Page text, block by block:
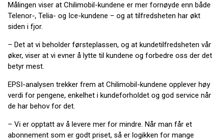
Målingen viser at Chilimobil-kundene er mer fornøyde enn både
Telenor-, Telia- og Ice-kundene – og at tilfredsheten har økt
siden i fjor.
– Det at vi beholder førsteplassen, og at kundetilfredsheten vår
øker, viser at vi evner å lytte til kundene og forbedre oss der det
betyr mest.
EPSI-analysen trekker frem at Chilimobil-kundene opplever høy
verdi for pengene, enkelhet i kundeforholdet og god service når
de har behov for det.
– Vi er opptatt av å levere mer for mindre. Når man får et
abonnement som er godt priset, så er logikken for mange